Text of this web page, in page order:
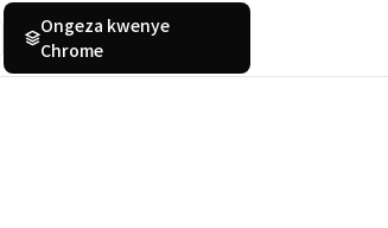
Ongeza kwenye
Chrome